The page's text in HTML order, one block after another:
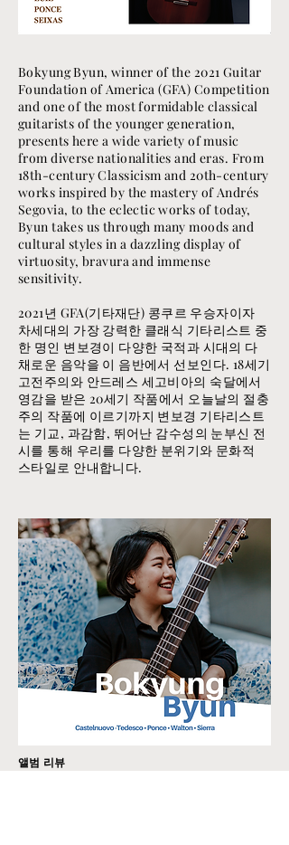
Bokyung Byun, winner of the 2021 Guitar
Foundation of America (GFA) Competition
and one of the most formidable classical
guitarists of the younger generation,
presents here a wide variety of music
from diverse nationalities and eras. From
18th-century Classicism and 20th-century
works inspired by the mastery of Andrés
Segovia, to the eclectic works of today,
Byun takes us through many moods and
cultural styles in a dazzling display of
virtuosity, bravura and immense
sensitivity.
2021년 GFA(기타재단) 콩쿠르 우승자이자
차세대의 가장 강력한 클래식 기타리스트 중
한 명인 변보경이 다양한 국적과 시대의 다
채로운 음악을 이 음반에서 선보인다. 18세기
고전주의와 안드레스 세고비아의 숙달에서
영감을 받은 20세기 작품에서 오늘날의 절충
주의 작품에 이르기까지 변보경 기타리스트
는 기교, 과감함, 뛰어난 감수성의 눈부신 전
시를 통해 우리를 다양한 분위기와 문화적
스타일로 안내합니다.
앨범 리뷰